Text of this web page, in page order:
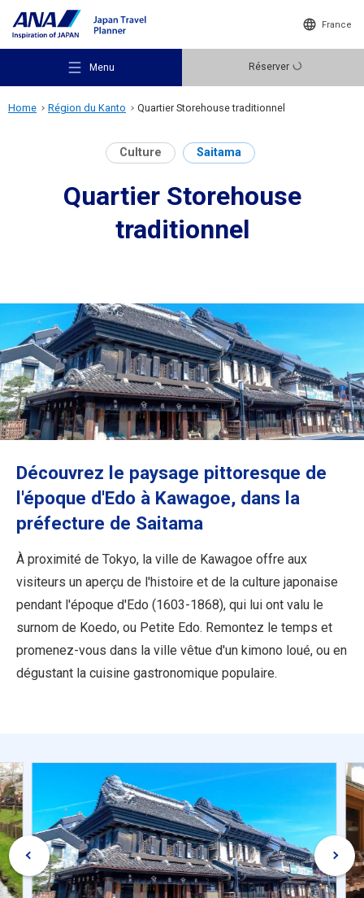
France
Menu Réserver
Lieux recommandés
Destinations
Informations sur le voyage
Services ANA
Fermer
Home Région du Kanto Quartier Storehouse traditionnel
Culture Saitama
Quartier Storehouse
traditionnel
Découvrez le paysage pittoresque de
l'époque d'Edo à Kawagoe, dans la
préfecture de Saitama
À proximité de Tokyo, la ville de Kawagoe offre aux
visiteurs un aperçu de l'histoire et de la culture japonaise
pendant l'époque d'Edo (1603-1868), qui lui ont valu le
surnom de Koedo, ou Petite Edo. Remontez le temps et
promenez-vous dans la ville vêtue d'un kimono loué, ou en
dégustant la cuisine gastronomique populaire.